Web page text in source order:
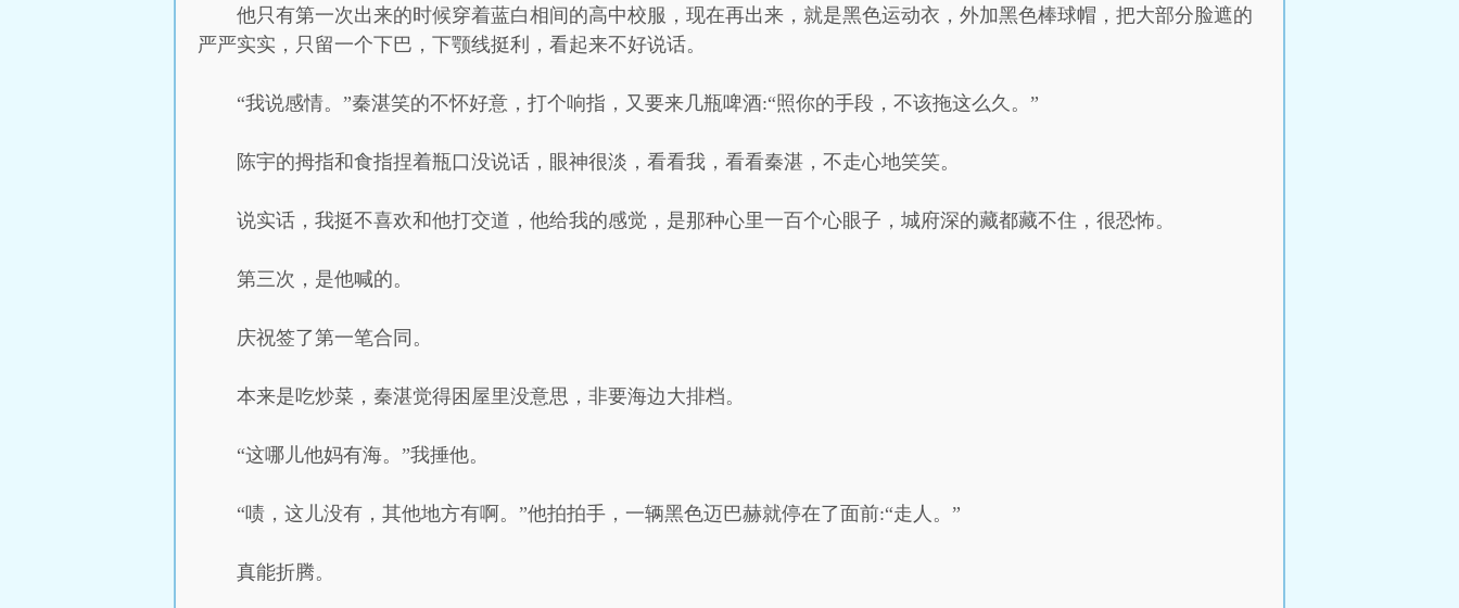
他只有第一次出来的时候穿着蓝白相间的高中校服，现在再出来，就是黑色运动衣，外加黑色棒球帽，把大部分脸遮的
严严实实，只留一个下巴，下颚线挺利，看起来不好说话。
“我说感情。”秦湛笑的不怀好意，打个响指，又要来几瓶啤酒:“照你的手段，不该拖这么久。”
陈宇的拇指和食指捏着瓶口没说话，眼神很淡，看看我，看看秦湛，不走心地笑笑。
说实话，我挺不喜欢和他打交道，他给我的感觉，是那种心里一百个心眼子，城府深的藏都藏不住，很恐怖。
第三次，是他喊的。
庆祝签了第一笔合同。
本来是吃炒菜，秦湛觉得困屋里没意思，非要海边大排档。
“这哪儿他妈有海。”我捶他。
“啧，这儿没有，其他地方有啊。”他拍拍手，一辆黑色迈巴赫就停在了面前:“走人。”
真能折腾。